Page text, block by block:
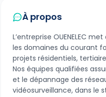
À propos
L’entreprise OUENELEC
les domaines du courant
projets résidentiels,
Nos équipes qualifiées
et le dépannage des
vidéosurveillance, dans le